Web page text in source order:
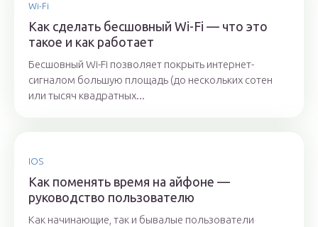
Wi-Fi
Как сделать бесшовный Wi-Fi — что это
такое и как работает
Бесшовный Wi-Fi позволяет покрыть интернет-
сигналом большую площадь (до нескольких сотен
или тысяч квадратных...
IOS
Как поменять время на айфоне —
руководство пользователю
Как начинающие, так и бывалые пользователи